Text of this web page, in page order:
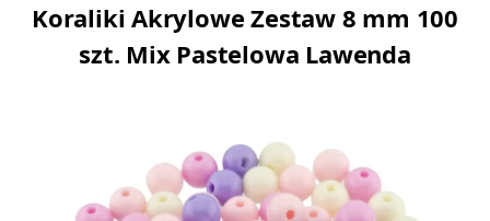
Koraliki Akrylowe Zestaw 8 mm 100
szt. Mix Pastelowa Lawenda